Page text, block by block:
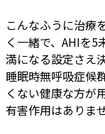
こんなふうに治療
く一緒で、AHIを5
満になる設定さえ
睡眠時無呼吸症候
くない健康な方が
有害作用はありま